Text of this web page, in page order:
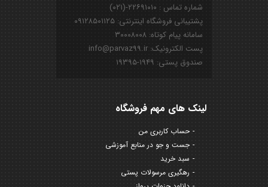
شماره تماس : ۲۲۶۹۱۰۱۰-(۰۲۱)
پشتیبانی فروشگاه اینترنتی: ۰۹۱۲۸۵۰۱۱۲۵
سامانه پیام کوتاه: ۳۰۰۰۸۰۰۸
پست الکترونیک: info@parvaz99.ir
صندوق پستی: ۱۹۴۹-۱۹۳۹۵
لینک های مهم فروشگاه
حساب کاربری من
جست و جو در منابع آموزشی
سبد خرید
رهگیری مرسولات پستی